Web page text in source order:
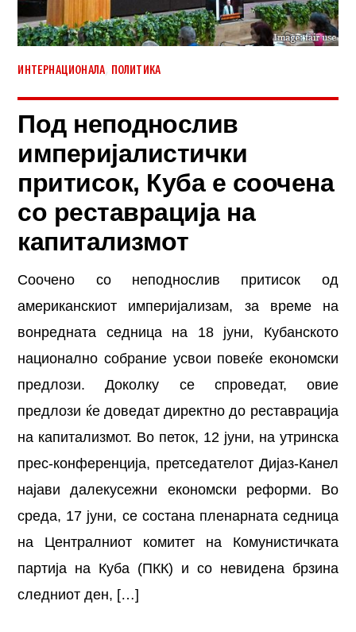
ИНТЕРНАЦИОНАЛА ПОЛИТИКА
Под неподнослив
империјалистички
притисок, Куба е соочена
со реставрација на
капитализмот
Соочено со неподнослив притисок од
американскиот империјализам, за време на
вонредната седница на 18 јуни, Кубанското
национално собрание усвои повеќе економски
предлози. Доколку се спроведат, овие
предлози ќе доведат директно до реставрација
на капитализмот. Во петок, 12 јуни, на утринска
прес-конференција, претседателот Дијаз-Канел
најави далекусежни економски реформи. Во
среда, 17 јуни, се состана пленарната седница
на Централниот комитет на Комунистичката
партија на Куба (ПКК) и со невидена брзина
следниот ден, […]